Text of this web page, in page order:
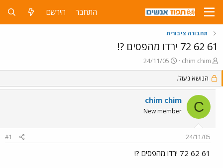
התחבר הירשם
תחבורה ציבורית
61 62 72 ירדו מהפסים ?!
פ
ו
ת
ח
נ
chim chim
פ
ו
ס
ם
ב
ת
ך
24/11/05
הנושא נעול.
C
chim chim
New member
24/11/05
#1
61 62 72 ירדו מהפסים ?!